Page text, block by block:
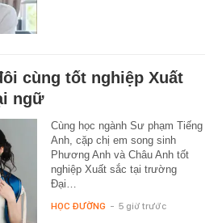
cùng tốt nghiệp Xuất
ngữ
Cùng học ngành Sư phạm Tiếng
Anh, cặp chị em song sinh
Phương Anh và Châu Anh tốt
nghiệp Xuất sắc tại trường
Đại…
HỌC ĐƯỜNG - 5 giờ trước